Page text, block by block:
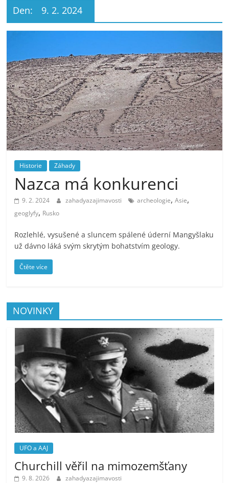
Den: 9. 2. 2024
Historie Záhady
Nazca má konkurenci
9. 2. 2024 zahadyazajimavosti archeologie,Asie,
geoglyfy, Rusko
Rozlehlé, vysušené a sluncem spálené úderní Mangyšlaku
už dávno láká svým skrytým bohatstvím geology.
Čtěte více
NOVINKY
UFO a AAJ
Churchill věřil na mimozemšťany
9. 8. 2026 zahadyazajimavosti